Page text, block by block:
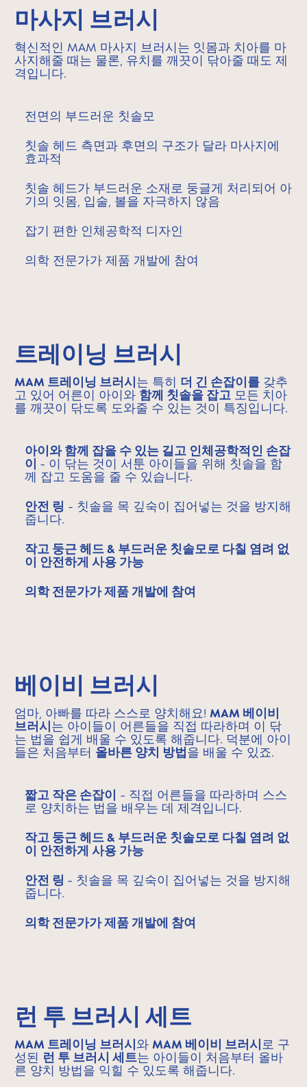
마사지 브러시
혁신적인 MAM 마사지 브러시는 잇몸과 치아를 마
사지해줄 때는 물론, 유치를 깨끗이 닦아줄 때도 제
격입니다.
전면의 부드러운 칫솔모
칫솔 헤드 측면과 후면의 구조가 달라 마사지에
효과적
칫솔 헤드가 부드러운 소재로 둥글게 처리되어 아
기의 잇몸, 입술, 볼을 자극하지 않음
잡기 편한 인체공학적 디자인
의학 전문가가 제품 개발에 참여
트레이닝 브러시
MAM 트레이닝 브러시 는 특히 더 긴 손잡이를 갖추
고 있어 어른이 아이와 함께 칫솔을 잡고 모든 치아
를 깨끗이 닦도록 도와줄 수 있는 것이 특징입니다.
아이와 함께 잡을 수 있는 길고 인체공학적인 손잡
이 - 이 닦는 것이 서툰 아이들을 위해 칫솔을 함
께 잡고 도움을 줄 수 있습니다.
안전 링 - 칫솔을 목 깊숙이 집어넣는 것을 방지해
줍니다.
작고 둥근 헤드 & 부드러운 칫솔모로 다칠 염려 없
이 안전하게 사용 가능
의학 전문가가 제품 개발에 참여
베이비 브러시
엄마, 아빠를 따라 스스로 양치해요! MAM 베이비
브러시 는 아이들이 어른들을 직접 따라하며 이 닦
는 법을 쉽게 배울 수 있도록 해줍니다. 덕분에 아이
들은 처음부터 올바른 양치 방법 을 배울 수 있죠.
짧고 작은 손잡이
- 직접 어른들을 따라하며 스스
로 양치하는 법을 배우는 데 제격입니다.
작고 둥근 헤드 & 부드러운 칫솔모로 다칠 염려 없
이 안전하게 사용 가능
안전 링 - 칫솔을 목 깊숙이 집어넣는 것을 방지해
줍니다.
의학 전문가가 제품 개발에 참여
런 투 브러시 세트
MAM 트레이닝 브러시 와 MAM 베이비 브러시 로 구
성된 런 투 브러시 세트는 아이들이 처음부터 올바
른 양치 방법을 익힐 수 있도록 해줍니다.